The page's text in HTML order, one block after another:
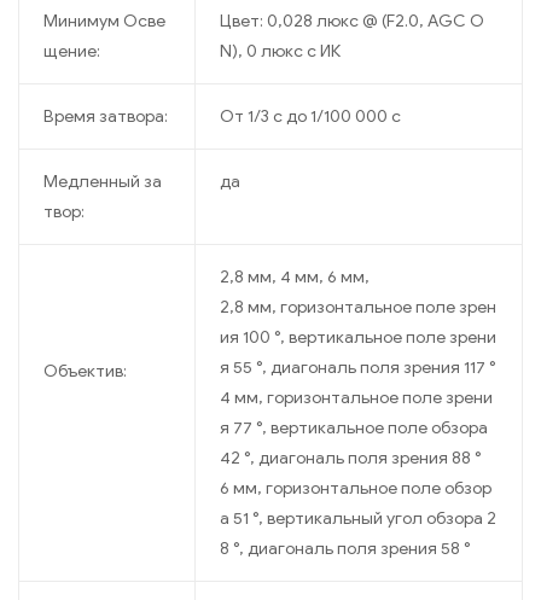
Минимум Осве
щение:
Цвет: 0,028 люкс @ (F2.0, AGC O
N), 0 люкс с ИК
Время затвора: От 1/3 с до 1/100 000 с
Медленный за
твор:
да
Объектив:
2,8 мм, 4 мм, 6 мм,
2,8 мм, горизонтальное поле зрен
ия 100 °, вертикальное поле зрени
я 55 °, диагональ поля зрения 117 °
4 мм, горизонтальное поле зрени
я 77 °, вертикальное поле обзора
42 °, диагональ поля зрения 88 °
6 мм, горизонтальное поле обзор
а 51 °, вертикальный угол обзора 2
8 °, диагональ поля зрения 58 °